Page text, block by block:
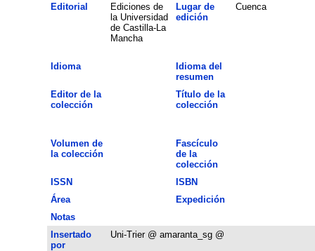
Editorial
Ediciones de
la Universidad
de Castilla-La
Mancha
Lugar de
edición
Cuenca
Idioma
Idioma del
resumen
Editor de la
colección
Título de la
colección
Volumen de
la colección
Fascículo
de la
colección
ISSN
ISBN
Área
Expedición
Notas
Insertado
por
Uni-Trier @ amaranta_sg @